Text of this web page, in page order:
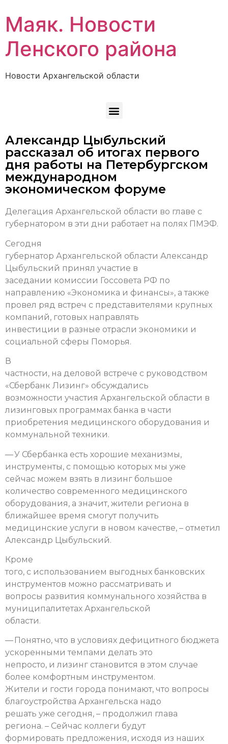
Маяк. Новости
Ленского района
Новости Архангельской области
Александр Цыбульский
рассказал об итогах первого
дня работы на Петербургском
международном
экономическом форуме
Делегация Архангельской области во главе с
губернатором в эти дни работает на полях ПМЭФ.
Сегодня
губернатор Архангельской области Александр
Цыбульский принял участие в
заседании комиссии Госсовета РФ по
направлению «Экономика и финансы», а также
провел ряд встреч с представителями крупных
компаний, готовых направлять
инвестиции в разные отрасли экономики и
социальной сферы Поморья.
В
частности, на деловой встрече с руководством
«Сбербанк Лизинг» обсуждались
возможности участия Архангельской области в
лизинговых программах банка в части
приобретения медицинского оборудования и
коммунальной техники.
— У Сбербанка есть хорошие механизмы,
инструменты, с помощью которых мы уже
сейчас можем взять в лизинг большое
количество современного медицинского
оборудования, а значит, жители региона в
ближайшее время смогут получить
медицинские услуги в новом качестве, – отметил
Александр Цыбульский.
Кроме
того, с использованием выгодных банковских
инструментов можно рассматривать и
вопросы развития коммунального хозяйства в
муниципалитетах Архангельской
области.
— Понятно, что в условиях дефицитного бюджета
ускоренными темпами делать это
непросто, и лизинг становится в этом случае
более комфортным инструментом.
Жители и гости города понимают, что вопросы
благоустройства Архангельска надо
решать уже сегодня, – продолжил глава
региона. – Сейчас коллеги будут
формировать предложения, исходя из наших